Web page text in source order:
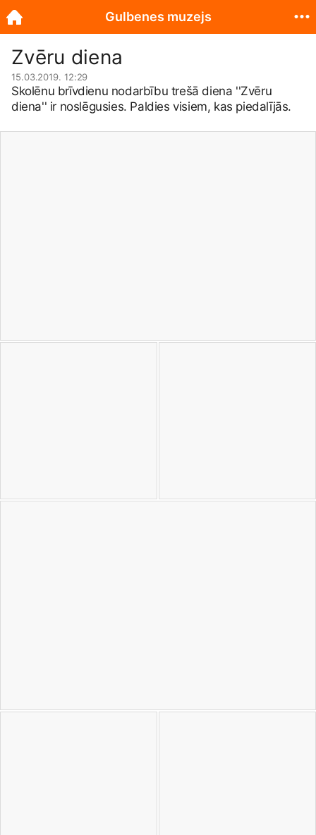
Zvēru diena
15.03.2019. 12:29
Skolēnu brīvdienu nodarbību trešā diena ''Zvēru
diena'' ir noslēgusies. Paldies visiem, kas piedalījās.
Gulbenes muzejs